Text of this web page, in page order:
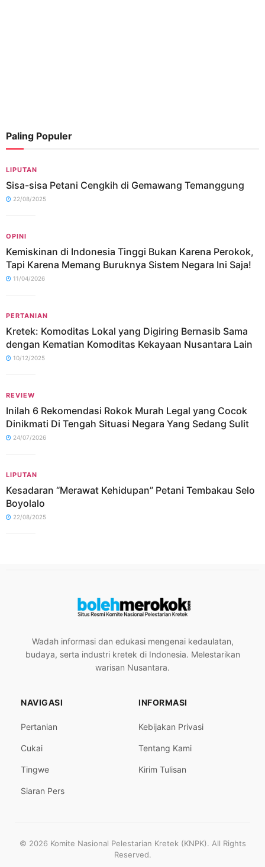
Paling Populer
LIPUTAN
Sisa-sisa Petani Cengkih di Gemawang Temanggung
22/08/2025
OPINI
Kemiskinan di Indonesia Tinggi Bukan Karena Perokok,
Tapi Karena Memang Buruknya Sistem Negara Ini Saja!
11/04/2026
PERTANIAN
Kretek: Komoditas Lokal yang Digiring Bernasib Sama
dengan Kematian Komoditas Kekayaan Nusantara Lain
10/12/2025
REVIEW
Inilah 6 Rekomendasi Rokok Murah Legal yang Cocok
Dinikmati Di Tengah Situasi Negara Yang Sedang Sulit
24/07/2026
LIPUTAN
Kesadaran “Merawat Kehidupan” Petani Tembakau Selo
Boyolalo
22/08/2025
Wadah informasi dan edukasi mengenai kedaulatan,
budaya, serta industri kretek di Indonesia. Melestarikan
warisan Nusantara.
NAVIGASI
Pertanian
Cukai
Tingwe
Siaran Pers
INFORMASI
Kebijakan Privasi
Tentang Kami
Kirim Tulisan
© 2026 Komite Nasional Pelestarian Kretek (KNPK). All Rights
Reserved.